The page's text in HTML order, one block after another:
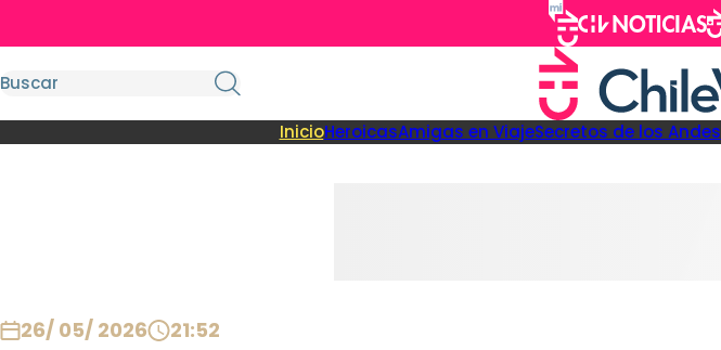
InicioHeroicasAmigas en ViajeSecretos de los Andes
26/ 05/ 2026 21:52